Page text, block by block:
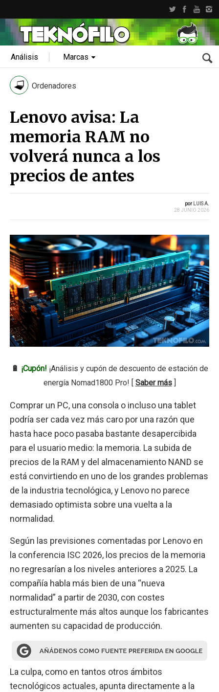
Análisis Marcas
Ordenadores
Lenovo avisa: La
memoria RAM no
volverá nunca a los
precios de antes
por LUIS A.
28 JUNIO 2026
🔋 ¡Cupón! ¡Análisis y cupón de descuento de estación de
energía Nomad1800 Pro! [ Saber más]
Comprar un PC, una consola o incluso una tablet
podría ser cada vez más caro por una razón que
hasta hace poco pasaba bastante desapercibida
para el usuario medio: la memoria. La subida de
precios de la RAM y del almacenamiento NAND se
está convirtiendo en uno de los grandes problemas
de la industria tecnológica, y Lenovo no parece
demasiado optimista sobre una vuelta a la
normalidad.
Según las previsiones comentadas por Lenovo en
la conferencia ISC 2026, los precios de la memoria
no regresarían a los niveles anteriores a 2025. La
compañía habla más bien de una “nueva
normalidad” a partir de 2030, con costes
estructuralmente más altos aunque los fabricantes
aumenten su capacidad de producción.
La culpa, como en tantos otros ámbitos
tecnológicos actuales, apunta directamente a la